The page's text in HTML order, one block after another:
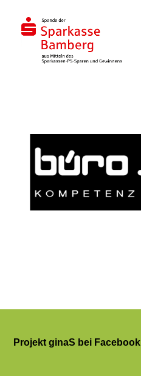
Projekt ginaS bei Facebook